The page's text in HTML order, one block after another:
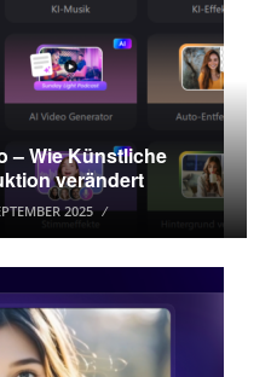
– Wie Künstliche
verändert
2025